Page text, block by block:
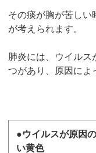
その痰が胸が苦しい
が考えられます。
肺炎には、ウイルス
つがあり、原因によ
●ウイルスが原因
い黄色